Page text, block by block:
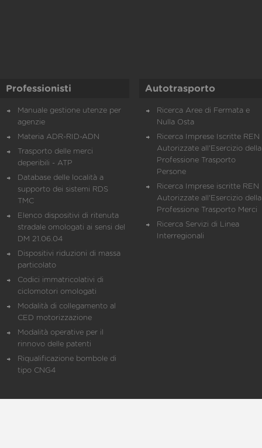
Professionisti
Manuale gestione utenze per
agenzie
Materia ADR-RID-ADN
Trasporto delle merci
deperibili - ATP
Database delle località a
supporto dei sistemi RDS
TMC
Elenco dispositivi di ritenuta
stradale omologati ai sensi del
DM 21.06.04
Dispositivi riduzioni di massa
particolato
Codici immatricolativi di
ciclomotori omologati
Modalità di collegamento al
CED motorizzazione
Modalità operative per il
rinnovo delle patenti
Riqualificazione bombole di
tipo CNG4
Autotrasporto
Ricerca Aree di Fermata e
Nulla Osta
Ricerca Imprese Iscritte REN
Autorizzate all'Esercizio della
Professione Trasporto
Persone
Ricerca Imprese iscritte REN
Autorizzate all'Esercizio della
Professione Trasporto Merci
Ricerca Servizi di Linea
Interregionali